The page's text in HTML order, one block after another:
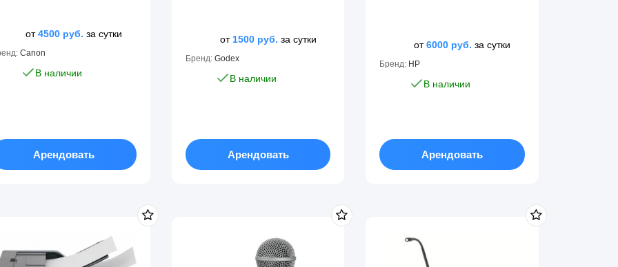
от4500 руб. за сутки
Canon
В наличии
Арендовать
от 1500 руб. за сутки
Бренд: Godex
В наличии
Арендовать
от6000 руб. за сутки
Бренд: HP
В наличии
Арендовать